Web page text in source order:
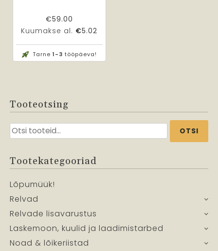
€59.00
Kuumakse al. €5.02
Tarne 1-3 tööpäeva!
Tooteotsing
Otsi: OTSI
Tootekategooriad
Lõpumüük!
Relvad
Relvade lisavarustus
Laskemoon, kuulid ja laadimistarbed
Noad & lõikeriistad